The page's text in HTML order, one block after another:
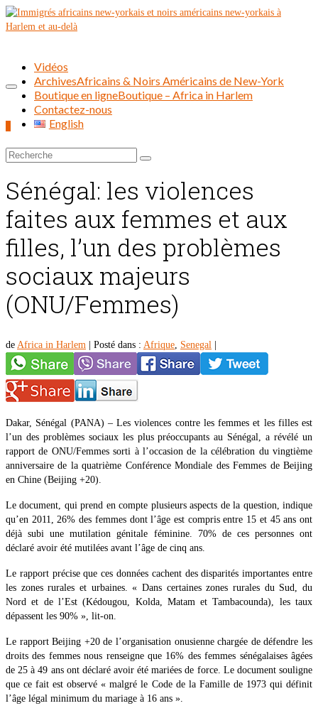
Rechercher :
Vidéos
ArchivesAfricains & Noirs Américains de New-York
Boutique en ligneBoutique – Africa in Harlem
Contactez-nous
English
Sénégal: les violences
faites aux femmes et aux
filles, l’un des problèmes
sociaux majeurs
(ONU/Femmes)
de Africa in Harlem Posté dans : Afrique, Senegal
Dakar, Sénégal (PANA) – Les violences contre les femmes et les filles est
l’un des problèmes sociaux les plus préoccupants au Sénégal, a révélé un
rapport de ONU/Femmes sorti à l’occasion de la célébration du vingtième
anniversaire de la quatrième Conférence Mondiale des Femmes de Beijing
en Chine (Beijing +20).
Le document, qui prend en compte plusieurs aspects de la question, indique
qu’en 2011, 26% des femmes dont l’âge est compris entre 15 et 45 ans ont
déjà subi une mutilation génitale féminine. 70% de ces personnes ont
déclaré avoir été mutilées avant l’âge de cinq ans.
Le rapport précise que ces données cachent des disparités importantes entre
les zones rurales et urbaines. « Dans certaines zones rurales du Sud, du
Nord et de l’Est (Kédougou, Kolda, Matam et Tambacounda), les taux
dépassent les 90% », lit-on.
Le rapport Beijing +20 de l’organisation onusienne chargée de défendre les
droits des femmes nous renseigne que 16% des femmes sénégalaises âgées
de 25 à 49 ans ont déclaré avoir été mariées de force. Le document souligne
que ce fait est observé « malgré le Code de la Famille de 1973 qui définit
l’âge légal minimum du mariage à 16 ans ».